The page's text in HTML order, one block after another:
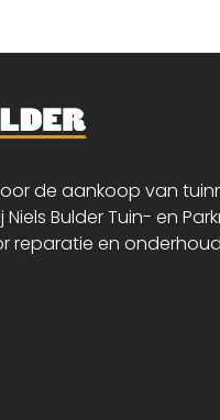
de aankoop van
Bulder Tuin- en
reparatie en